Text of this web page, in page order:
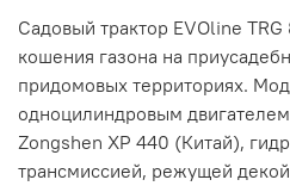
Садовый трактор EVOline
кошения газона на
придомовых территориях.
одноцилиндровым
Zongshen XP 440 (Китай),
трансмиссией, режущей